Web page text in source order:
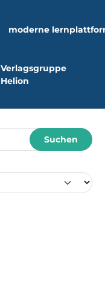
moderne
Verlagsgruppe
Helion
Suchen